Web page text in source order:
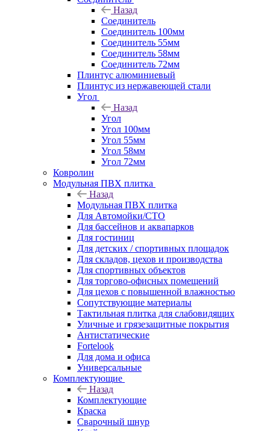
Назад
Соединитель
Соединитель 100мм
Соединитель 55мм
Соединитель 58мм
Соединитель 72мм
Плинтус алюминиевый
Плинтус из нержавеющей стали
Угол
Назад
Угол
Угол 100мм
Угол 55мм
Угол 58мм
Угол 72мм
Ковролин
Модульная ПВХ плитка
Назад
Модульная ПВХ плитка
Для Автомойки/СТО
Для бассейнов и аквапарков
Для гостиниц
Для детских / спортивных площадок
Для складов, цехов и производства
Для спортивных объектов
Для торгово-офисных помещений
Для цехов с повышенной влажностью
Сопутствующие материалы
Тактильная плитка для слабовидящих
Уличные и грязезащитные покрытия
Антистатические
Fortelook
Для дома и офиса
Универсальные
Комплектующие
Назад
Комплектующие
Краска
Сварочный шнур